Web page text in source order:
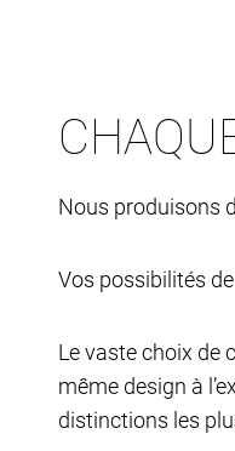
Nous produisons
Vos possibilités
Le vaste choix de
même design à
distinctions les